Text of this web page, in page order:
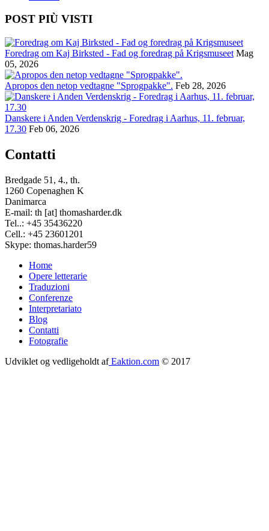
POST PIÙ VISTI
Foredrag om Kaj Birksted - Fad og foredrag på Krigsmuseet Mag
05, 2026
Apropos den netop vedtagne "Sprogpakke". Feb 28, 2026
Danskere i Anden Verdenskrig - Foredrag i Aarhus, 11. februar,
17.30 Feb 06, 2026
Contatti
Bredgade 51, 4., th.
1260 Copenaghen K
Danimarca
E-mail: th [at] thomasharder.dk
Tel..: +45 35436220
Cell.: +45 23601201
Skype: thomas.harder59
Footer
menu
Home
Opere letterarie
Traduzioni
Conferenze
Interpretariato
Blog
Contatti
Fotografie
Udviklet og vedligeholdt afEaktion.com © 2017